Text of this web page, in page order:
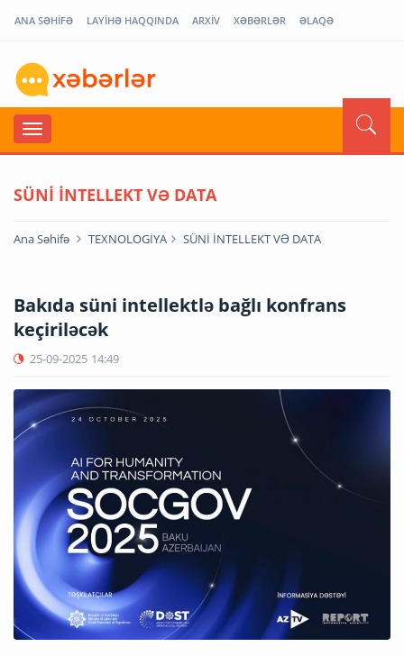
ANA SƏHİFƏ LAYİHƏ HAQQINDA ARXİV XƏBƏRLƏR ƏLAQƏ
SÜNİ İNTELLEKT VƏ DATA
Ana Səhifə TEXNOLOGİYA SÜNİ İNTELLEKT VƏ DATA
Bakıda süni intellektlə bağlı konfrans
keçiriləcək
25-09-2025 14:49